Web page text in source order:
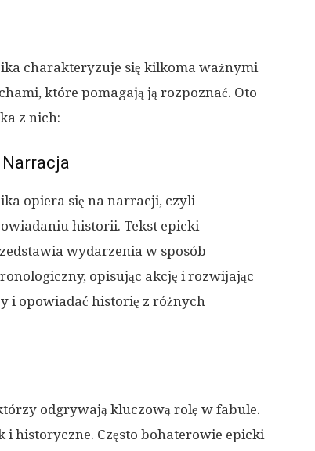
charakteryzuje się kilkoma ważnymi
które pomagają ją rozpoznać. Oto
z nich:
Narracja
opiera się na narracji, czyli
historii. Tekst epicki
wydarzenia w sposób
opisując akcję i rozwijając
i opowiadać historię z różnych
odgrywają kluczową rolę w fabule.
i historyczne. Często bohaterowie epicki